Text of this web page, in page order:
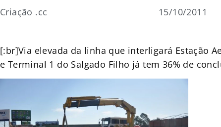
Criação .cc 15/10/2011
[:br]Via elevada da linha que interligará Estação
e Terminal 1 do Salgado Filho já tem 36% de